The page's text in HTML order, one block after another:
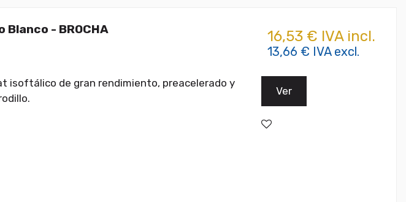
- BROCHA
isoftálico de gran rendimiento, preacelerado y
16,53 € IVA incl.
13,66 € IVA excl.
Ver